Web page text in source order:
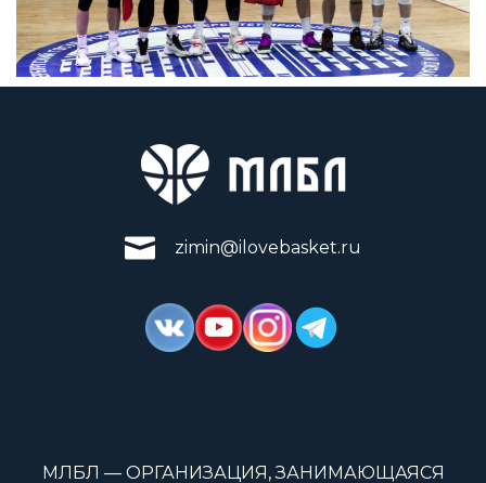
zimin@ilovebasket.ru
МЛБЛ — ОРГАНИЗАЦИЯ, ЗАНИМАЮЩАЯСЯ